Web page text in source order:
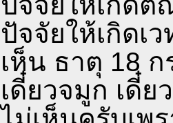
ปัจจัยให้เกิดเ
เห็น ธาตุ 18
เดี๋ยวจมูก เดี๋